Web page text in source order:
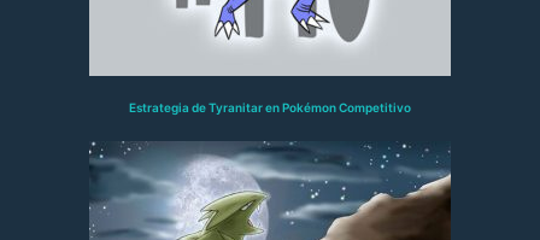
Estrategia de Tyranitar en Pokémon Competitivo